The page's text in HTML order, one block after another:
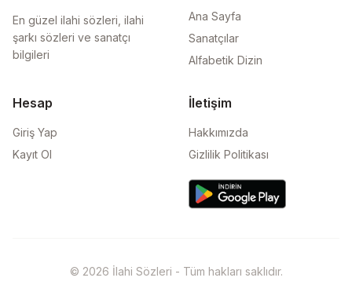
En güzel ilahi sözleri, ilahi
şarkı sözleri ve sanatçı
bilgileri
Ana Sayfa
Sanatçılar
Alfabetik Dizin
Hesap
Giriş Yap
Kayıt Ol
İletişim
Hakkımızda
Gizlilik Politikası
© 2026 İlahi Sözleri - Tüm hakları saklıdır.